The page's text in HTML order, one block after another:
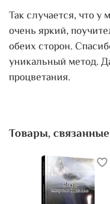
Так случается, что
очень яркий,
обеих сторон.
уникальный метод.
процветания.
Товары,